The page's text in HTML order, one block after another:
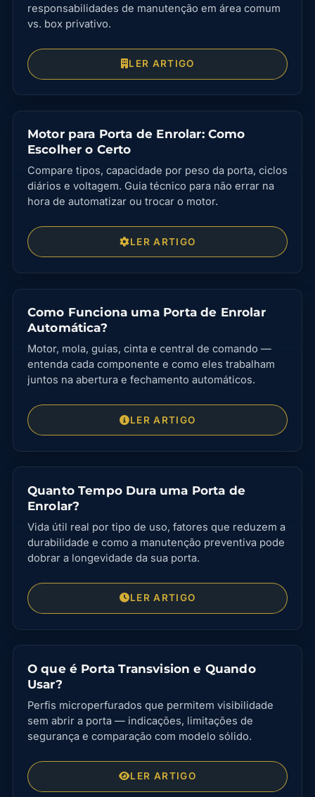
responsabilidades de manutenção em área comum
vs. box privativo.
LER ARTIGO
Motor para Porta de Enrolar: Como
Escolher o Certo
Compare tipos, capacidade por peso da porta, ciclos
diários e voltagem. Guia técnico para não errar na
hora de automatizar ou trocar o motor.
LER ARTIGO
Como Funciona uma Porta de Enrolar
Automática?
Motor, mola, guias, cinta e central de comando —
entenda cada componente e como eles trabalham
juntos na abertura e fechamento automáticos.
LER ARTIGO
Quanto Tempo Dura uma Porta de
Enrolar?
Vida útil real por tipo de uso, fatores que reduzem a
durabilidade e como a manutenção preventiva pode
dobrar a longevidade da sua porta.
LER ARTIGO
O que é Porta Transvision e Quando
Usar?
Perfis microperfurados que permitem visibilidade
sem abrir a porta — indicações, limitações de
segurança e comparação com modelo sólido.
LER ARTIGO